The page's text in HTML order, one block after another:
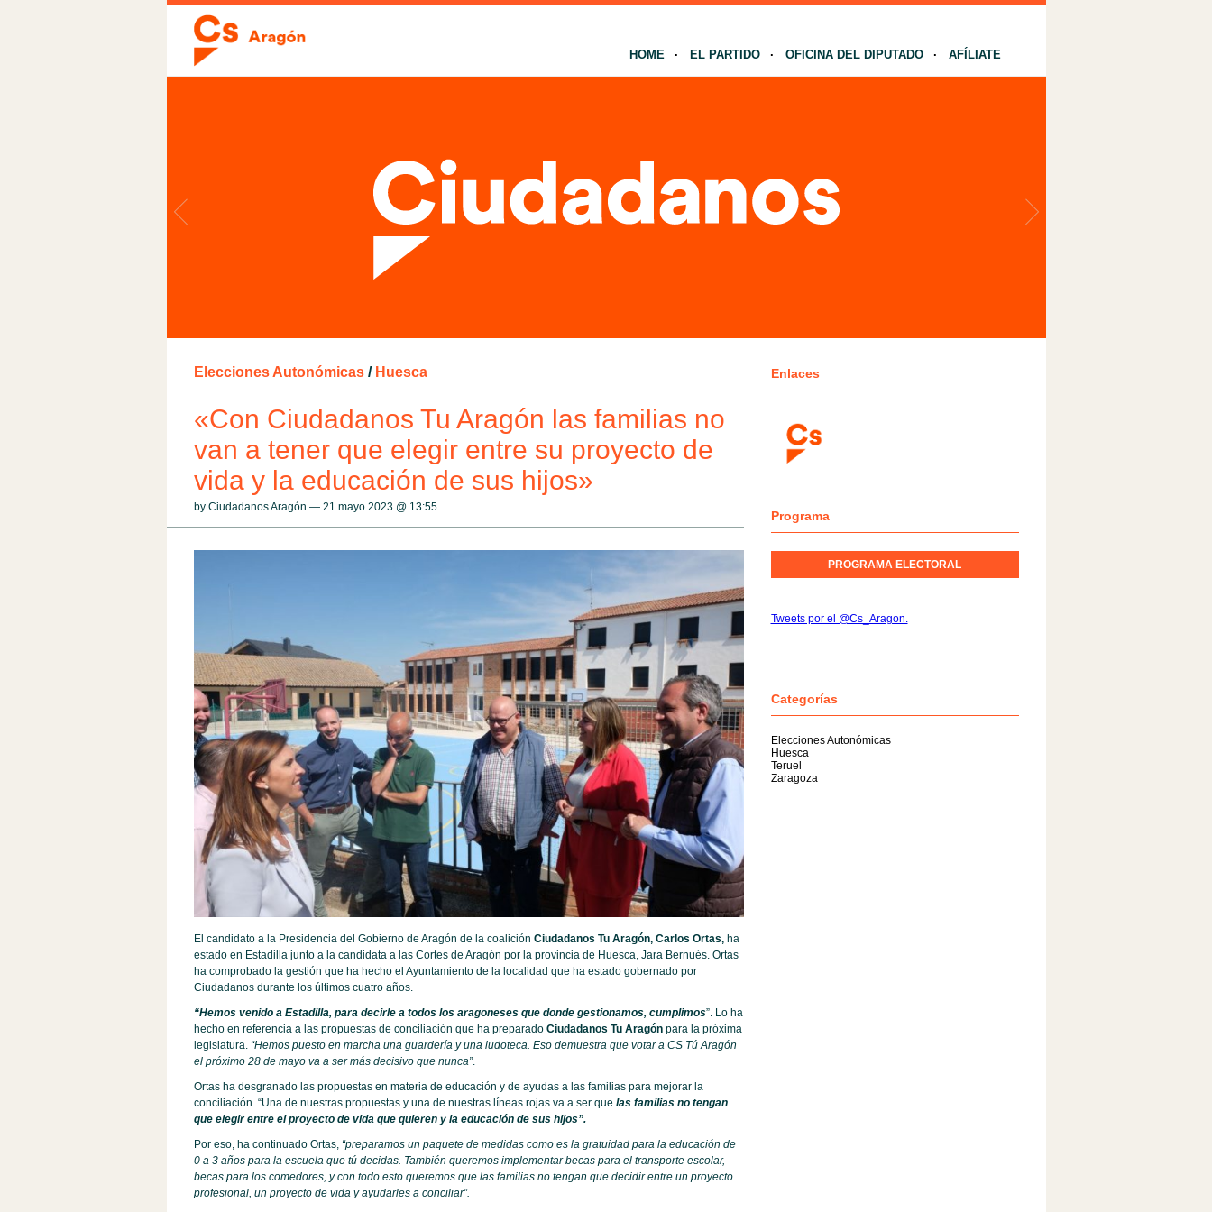
HOME EL PARTIDO OFICINA DEL DIPUTADO AFÍLIATE
Elecciones Autonómicas / Huesca
«Con Ciudadanos Tu Aragón las familias no
van a tener que elegir entre su proyecto de
vida y la educación de sus hijos»
by Ciudadanos Aragón — 21 mayo 2023 @ 13:55
El candidato a la Presidencia del Gobierno de Aragón de la coalición Ciudadanos Tu Aragón, Carlos Ortas, ha
estado en Estadilla junto a la candidata a las Cortes de Aragón por la provincia de Huesca, Jara Bernués. Ortas
ha comprobado la gestión que ha hecho el Ayuntamiento de la localidad que ha estado gobernado por
Ciudadanos durante los últimos cuatro años.
“Hemos venido a Estadilla, para decirle a todos los aragoneses que donde gestionamos, cumplimos”. Lo ha
hecho en referencia a las propuestas de conciliación que ha preparado Ciudadanos Tu Aragónpara la próxima
legislatura. “Hemos puesto en marcha una guardería y una ludoteca. Eso demuestra que votar a CS Tú Aragón
el próximo 28 de mayo va a ser más decisivo que nunca”.
Ortas ha desgranado las propuestas en materia de educación y de ayudas a las familias para mejorar la
conciliación. “Una de nuestras propuestas y una de nuestras líneas rojas va a ser que las familias no tengan
que elegir entre el proyecto de vida que quieren y la educación de sus hijos”.
Por eso, ha continuado Ortas, “preparamos un paquete de medidas como es la gratuidad para la educación de
0 a 3 años para la escuela que tú decidas. También queremos implementar becas para el transporte escolar,
becas para los comedores, y con todo esto queremos que las familias no tengan que decidir entre un proyecto
profesional, un proyecto de vida y ayudarles a conciliar”.
Enlaces
Programa
PROGRAMA ELECTORAL
Tweets por el @Cs_Aragon.
Categorías
Elecciones Autonómicas
Huesca
Teruel
Zaragoza